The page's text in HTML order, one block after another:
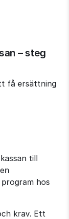
– steg
få ersättning
till
hos
krav. Ett